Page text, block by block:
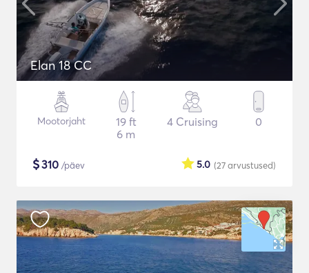
Elan 18 CC
Mootorjaht
19 ft
6 m
4 Cruising 0
$310 /päev (27arvustused)
5.0